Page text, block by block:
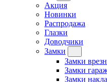
Акция
Новинки
Распродажа
Глазки
Доводчики
Замки
Замки
Замки
Замки